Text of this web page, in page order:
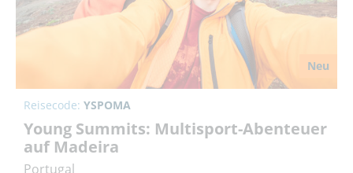
Neu
Reisecode: YSPOMA
Young Summits: Multisport-Abenteuer
auf Madeira
Portugal